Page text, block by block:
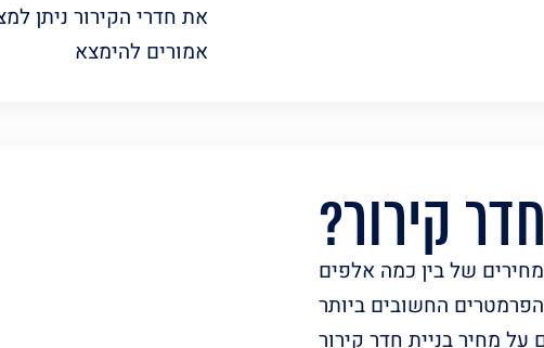
את חדרי הקירור ניתן
אמורים להימצא
קירור?
מחירים של בין כמה אלפים
החשובים ביותר